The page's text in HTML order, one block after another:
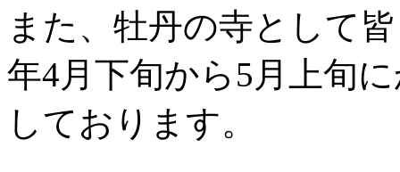
また、牡丹の寺として
年4月下旬から5月上旬
しております。